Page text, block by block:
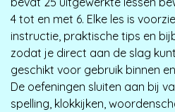
4 tot en met 6. Elke les is
instructie, praktische tips en
zodat je direct aan de slag
geschikt voor gebruik binnen
De oefeningen sluiten aan bij
spelling, klokkijken,